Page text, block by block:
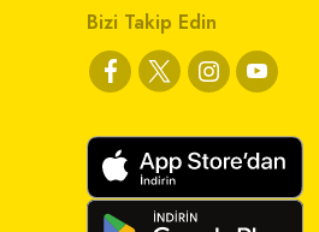
Bizi Takip Edin